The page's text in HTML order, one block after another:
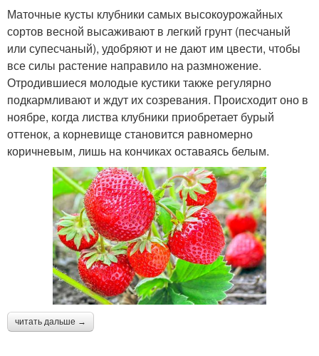
Маточные кусты клубники самых высокоурожайных
сортов весной высаживают в легкий грунт (песчаный
или супесчаный), удобряют и не дают им цвести, чтобы
все силы растение направило на размножение.
Отродившиеся молодые кустики также регулярно
подкармливают и ждут их созревания. Происходит оно в
ноябре, когда листва клубники приобретает бурый
оттенок, а корневище становится равномерно
коричневым, лишь на кончиках оставаясь белым.
читать дальше →